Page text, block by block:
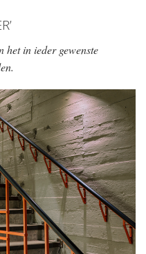
het in ieder gewenste